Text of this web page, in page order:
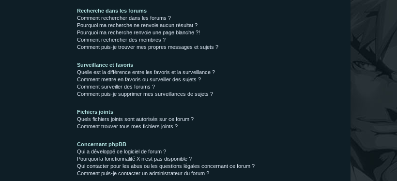
Recherche dans les forums
Comment rechercher dans les forums ?
Pourquoi ma recherche ne renvoie aucun résultat ?
Pourquoi ma recherche renvoie une page blanche ?!
Comment rechercher des membres ?
Comment puis-je trouver mes propres messages et sujets ?
Surveillance et favoris
Quelle est la différence entre les favoris et la surveillance ?
Comment mettre en favoris ou surveiller des sujets ?
Comment surveiller des forums ?
Comment puis-je supprimer mes surveillances de sujets ?
Fichiers joints
Quels fichiers joints sont autorisés sur ce forum ?
Comment trouver tous mes fichiers joints ?
Concernant phpBB
Qui a développé ce logiciel de forum ?
Pourquoi la fonctionnalité X n’est pas disponible ?
Qui contacter pour les abus ou les questions légales concernant ce forum ?
Comment puis-je contacter un administrateur du forum ?